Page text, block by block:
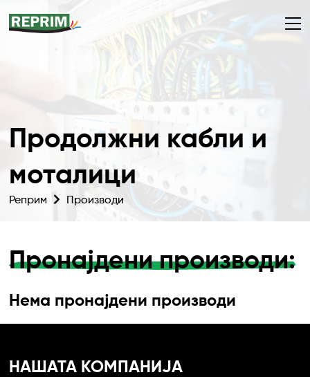
Продолжни кабли и
моталици
Реприм Производи
Пронајдени производи:
Нема пронајдени производи
НАШАТА КОМПАНИЈА